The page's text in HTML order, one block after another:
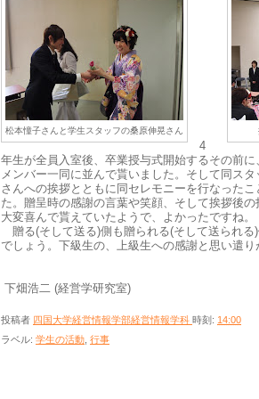
松本憧子さんと学生スタッフの桑原伸晃さん
4
年生が全員入室後、卒業授与式開始するその前
メンバー一同に並んで貰いました。そして同ス
さんへの挨拶とともに同セレモニーを行なった
た。贈呈時の感謝の言葉や笑顔、そして挨拶後
大変喜んで貰えていたようで、よかったですね。
贈る(そして送る)側も贈られる(そして送られる
でしょう。下級生の、上級生への感謝と思い遣り
下畑浩二 (経営学研究室)
投稿者 四国大学経営情報学部経営情報学科 時刻: 14:00
ラベル: 学生の活動, 行事